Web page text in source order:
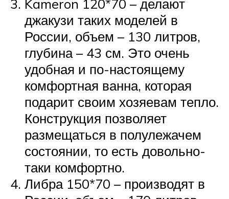
Kameron 120*70 – делают
джакузи таких моделей в
России, объем – 130 литров,
глубина – 43 см. Это очень
удобная и по-настоящему
комфортная ванна, которая
подарит своим хозяевам тепло.
Конструкция позволяет
размещаться в полулежачем
состоянии, то есть довольно-
таки комфортно.
Либра 150*70 – производят в